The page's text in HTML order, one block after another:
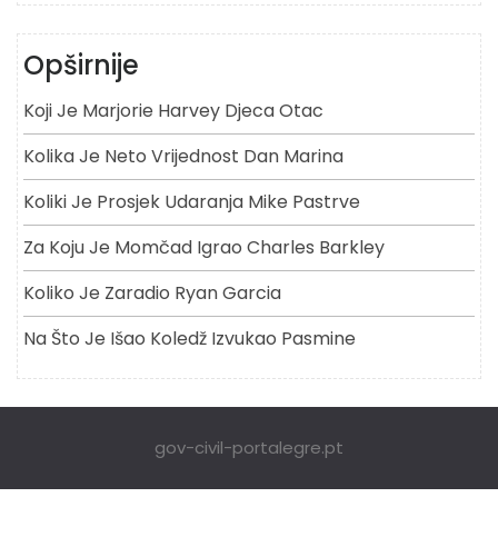
Opširnije
Koji Je Marjorie Harvey Djeca Otac
Kolika Je Neto Vrijednost Dan Marina
Koliki Je Prosjek Udaranja Mike Pastrve
Za Koju Je Momčad Igrao Charles Barkley
Koliko Je Zaradio Ryan Garcia
Na Što Je Išao Koledž Izvukao Pasmine
gov-civil-portalegre.pt